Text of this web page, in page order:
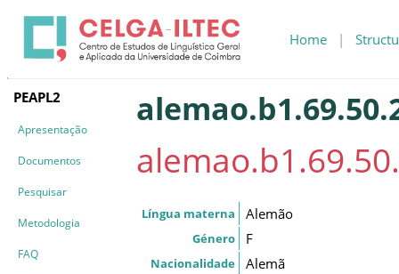
Home |
PEAPL2
Apresentação
Documentos
Pesquisar
Metodologia
FAQ
Língua materna Alemão
Género F
Nacionalidade Alemã